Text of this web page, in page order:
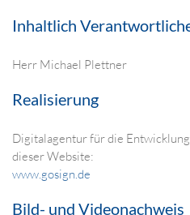
Inhaltlich
Herr Michael Plettner
Realisierung
Digitalagentur für die
dieser Website:
www.gosign.de
Bild- und Videonachweis